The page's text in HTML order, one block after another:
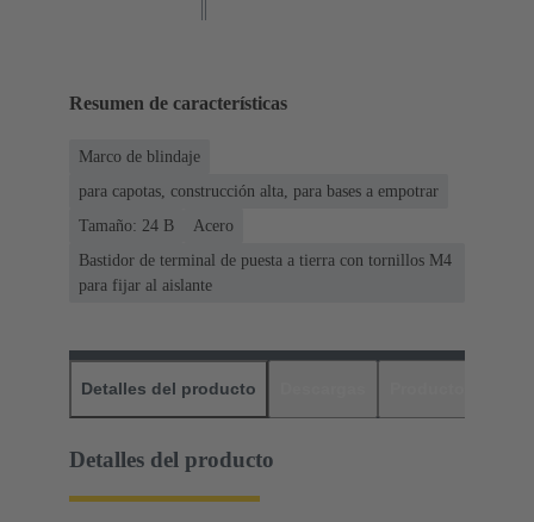
Resumen de características
Marco de blindaje
para capotas, construcción alta, para bases a empotrar
Tamaño: 24 B
Acero
Bastidor de terminal de puesta a tierra con tornillos M4
para fijar al aislante
Detalles del producto
Detalles del producto